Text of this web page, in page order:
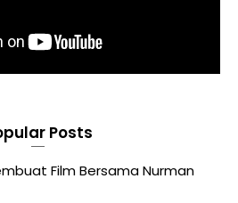
Posts
Film Bersama Nurman